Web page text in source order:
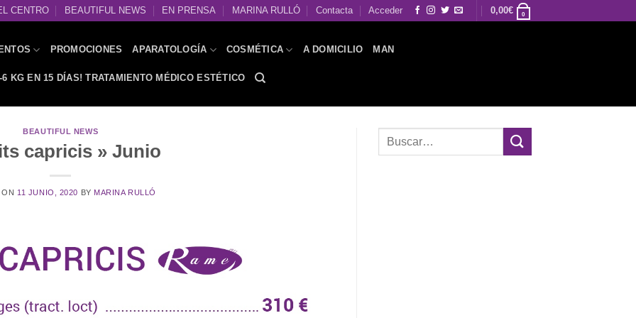
CENTRO BEAUTIFUL NEWS EN PRENSA MARINA RULLÓ Contacta Acceder 0,00€ 0
PROMOCIONES APARATOLOGÍA COSMÉTICA A DOMICILIO MAN
6 KG EN 15 DÍAS! TRATAMIENTO MÉDICO ESTÉTICO
BEAUTIFUL NEWS
capricis » Junio
ON 11 JUNIO, 2020 BY MARINA RULLÓ